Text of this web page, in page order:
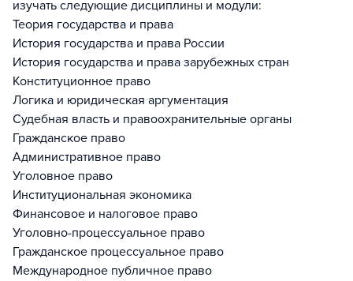
изучать следующие дисциплины и модули:
Теория государства и права
История государства и права России
История государства и права зарубежных стран
Конституционное право
Логика и юридическая аргументация
Судебная власть и правоохранительные органы
Гражданское право
Административное право
Уголовное право
Институциональная экономика
Финансовое и налоговое право
Уголовно-процессуальное право
Гражданское процессуальное право
Международное публичное право